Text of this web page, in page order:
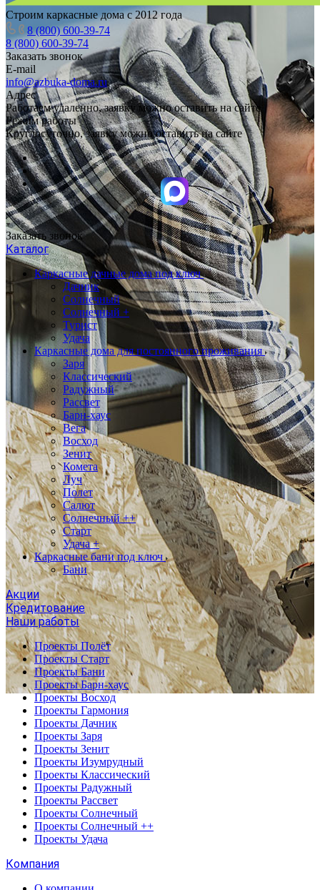
Строим каркасные дома с 2012 года
8 (800) 600-39-74
8 (800) 600-39-74
Заказать звонок
E-mail
info@azbuka-doma.ru
Адрес
Работаем удаленно, заявку можно оставить на сайте
Режим работы
Круглосуточно, заявку можно оставить на сайте
Заказать звонок
Каталог
Каркасные дачные дома под ключ
Дачник
Солнечный
Солнечный +
Турист
Удача
Каркасные дома для постоянного проживания
Заря
Классический
Радужный
Рассвет
Барн-хаус
Вега
Восход
Зенит
Комета
Луч
Полет
Салют
Солнечный ++
Старт
Удача +
Каркасные бани под ключ
Бани
Акции
Кредитование
Наши работы
Проекты Полёт
Проекты Старт
Проекты Бани
Проекты Барн-хаус
Проекты Восход
Проекты Гармония
Проекты Дачник
Проекты Заря
Проекты Зенит
Проекты Изумрудный
Проекты Классический
Проекты Радужный
Проекты Рассвет
Проекты Солнечный
Проекты Солнечный ++
Проекты Удача
Компания